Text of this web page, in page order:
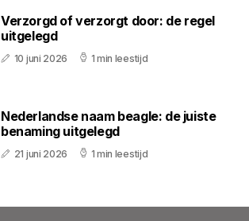
Verzorgd of verzorgt door: de regel
uitgelegd
10 juni 2026 1 min leestijd
Nederlandse naam beagle: de juiste
benaming uitgelegd
21 juni 2026 1 min leestijd